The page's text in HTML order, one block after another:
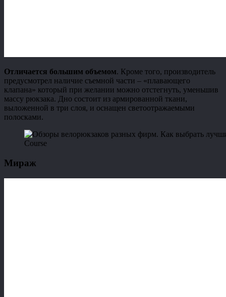
Отличается большим объемом. Кроме того, производитель
предусмотрел наличие съемной части – «плавающего
клапана» который при желании можно отстегнуть, уменьшив
массу рюкзака. Дно состоит из армированной ткани,
выложенной в три слоя, и оснащен светоотражаемыми
полосками.
Course
Мираж